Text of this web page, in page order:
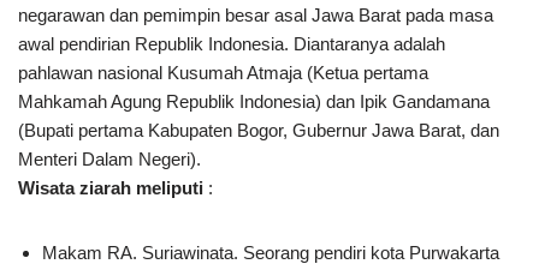
negarawan dan pemimpin besar asal Jawa Barat pada masa
awal pendirian Republik Indonesia. Diantaranya adalah
pahlawan nasional Kusumah Atmaja (Ketua pertama
Mahkamah Agung Republik Indonesia) dan Ipik Gandamana
(Bupati pertama Kabupaten Bogor, Gubernur Jawa Barat, dan
Menteri Dalam Negeri).
Wisata ziarah meliputi :
Makam RA. Suriawinata. Seorang pendiri kota Purwakarta